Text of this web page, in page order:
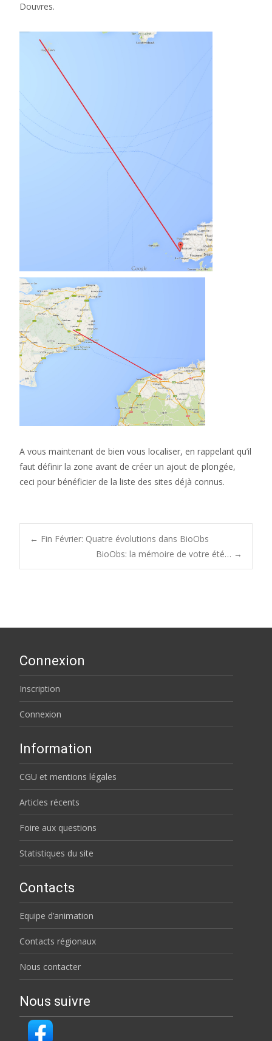
Douvres.
A vous maintenant de bien vous localiser, en rappelant qu’il
faut définir la zone avant de créer un ajout de plongée,
ceci pour bénéficier de la liste des sites déjà connus.
Post
← Fin Février: Quatre évolutions dans BioObs
BioObs: la mémoire de votre été… →
Connexion
Inscription
Connexion
Information
CGU et mentions légales
Articles récents
Foire aux questions
Statistiques du site
Contacts
Equipe d’animation
Contacts régionaux
Nous contacter
Nous suivre